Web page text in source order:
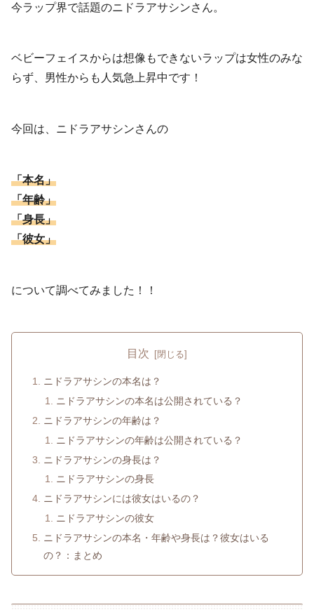
今ラップ界で話題のニドラアサシンさん。
ベビーフェイスからは想像もできないラップは女性のみな
らず、男性からも人気急上昇中です！
今回は、ニドラアサシンさんの
「本名」
「年齢」
「身長」
「彼女」
について調べてみました！！
目次
ニドラアサシンの本名は？
ニドラアサシンの本名は公開されている？
ニドラアサシンの年齢は？
ニドラアサシンの年齢は公開されている？
ニドラアサシンの身長は？
ニドラアサシンの身長
ニドラアサシンには彼女はいるの？
ニドラアサシンの彼女
ニドラアサシンの本名・年齢や身長は？彼女はいる
の？：まとめ